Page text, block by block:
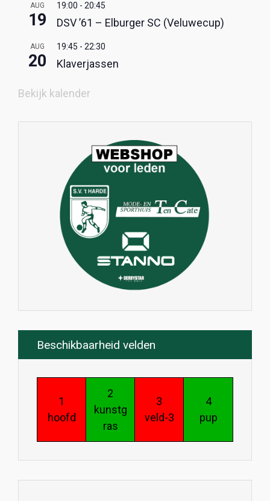
AUG
19
19:00 - 20:45
DSV ’61 – Elburger SC (Veluwecup)
AUG
20
19:45 - 22:30
Klaverjassen
Bekijk kalender
Beschikbaarheid velden
1
hoofd
2
kunstg
ras
3
veld-3
4
pup